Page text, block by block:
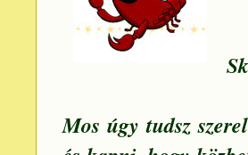
Mos úgy tudsz